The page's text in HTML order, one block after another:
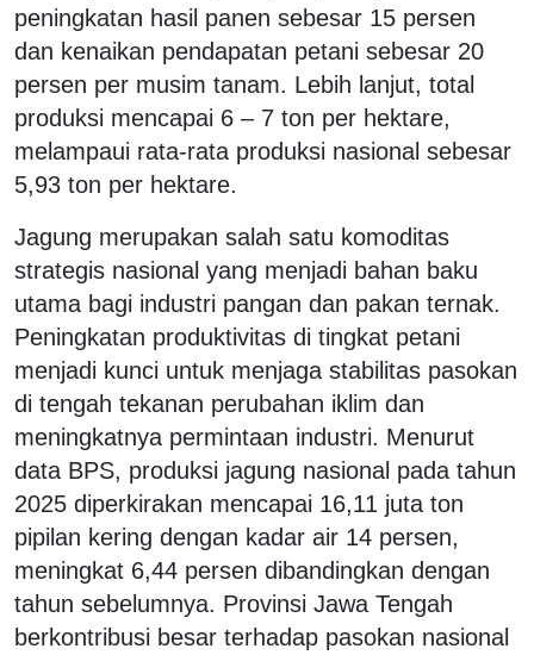
peningkatan hasil panen sebesar 15 persen
dan kenaikan pendapatan petani sebesar 20
persen per musim tanam. Lebih lanjut, total
produksi mencapai 6 – 7 ton per hektare,
melampaui rata-rata produksi nasional sebesar
5,93 ton per hektare.
Jagung merupakan salah satu komoditas
strategis nasional yang menjadi bahan baku
utama bagi industri pangan dan pakan ternak.
Peningkatan produktivitas di tingkat petani
menjadi kunci untuk menjaga stabilitas pasokan
di tengah tekanan perubahan iklim dan
meningkatnya permintaan industri. Menurut
data BPS, produksi jagung nasional pada tahun
2025 diperkirakan mencapai 16,11 juta ton
pipilan kering dengan kadar air 14 persen,
meningkat 6,44 persen dibandingkan dengan
tahun sebelumnya. Provinsi Jawa Tengah
berkontribusi besar terhadap pasokan nasional